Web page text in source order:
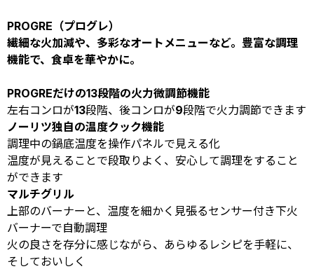
PROGRE（プログレ）
繊細な火加減や、多彩なオートメニューなど。豊富な調理
機能で、食卓を華やかに。
PROGREだけの13段階の火力微調節機能
左右コンロが13段階、後コンロが9段階で火力調節できます
ノーリツ独自の温度クック機能
調理中の鍋底温度を操作パネルで見える化
温度が見えることで段取りよく、安心して調理をすること
ができます
マルチグリル
上部のバーナーと、温度を細かく見張るセンサー付き下火
バーナーで自動調理
火の良さを存分に感じながら、あらゆるレシピを手軽に、
そしておいしく